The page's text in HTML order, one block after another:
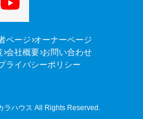
ページ オーナーページ
会社概要 お問い合わせ
ライバシーポリシー
ラハウス All Rights Reserved.